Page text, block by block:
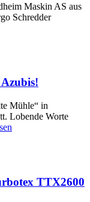
Maskin AS aus
Schredder
Mühle“ in
Lobende Worte
TTX2600